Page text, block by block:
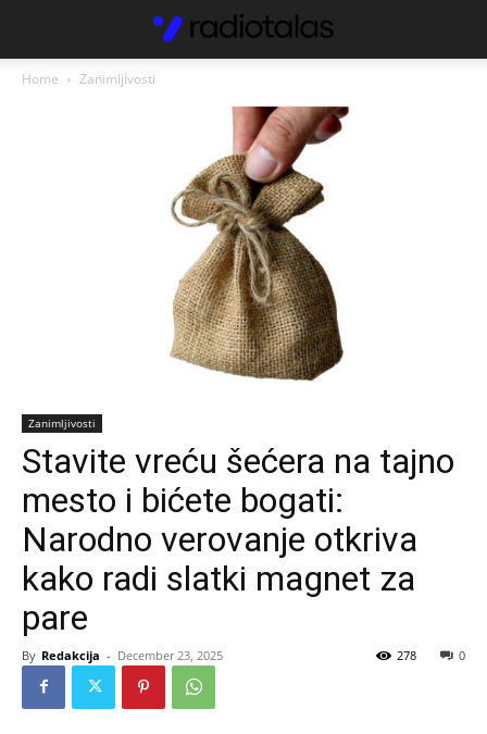
Home Zanimljivosti
Zanimljivosti
Stavite vreću šećera na tajno
mesto i bićete bogati:
Narodno verovanje otkriva
kako radi slatki magnet za
pare
By Redakcija - December 23, 2025 0
278